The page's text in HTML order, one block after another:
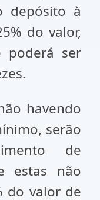
depósito à
do valor,
poderá ser
serão
de
estas não
do valor de